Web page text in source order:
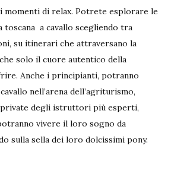
momenti di relax. Potrete esplorare le
toscana a cavallo scegliendo tra
su itinerari che attraversano la
solo il cuore autentico della
Anche i principianti, potranno
nell’arena dell’agriturismo,
degli istruttori più esperti,
vivere il loro sogno da
sulla sella dei loro dolcissimi pony.